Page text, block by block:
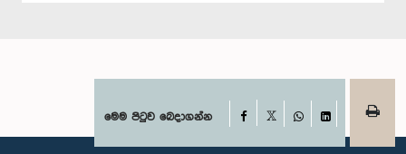
මෙම පිටුව බෙදාගන්න Facebook
WhatsAppLinkedIn